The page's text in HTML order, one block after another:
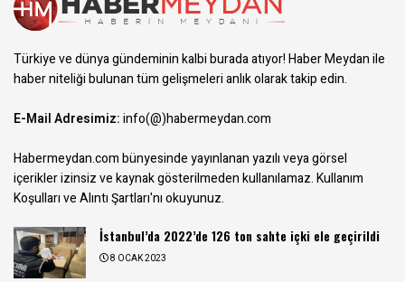
Türkiye ve dünya gündeminin kalbi burada atıyor! Haber Meydan ile
haber niteliği bulunan tüm gelişmeleri anlık olarak takip edin.
E-Mail Adresimiz:info(@)habermeydan.com
Habermeydan.com bünyesinde yayınlanan yazılı veya görsel
içerikler izinsiz ve kaynak gösterilmeden kullanılamaz.Kullanım
Koşulları ve Alıntı Şartları'nı okuyunuz.
İstanbul’da 2022’de 126 ton sahte içki ele geçirildi
8 OCAK 2023